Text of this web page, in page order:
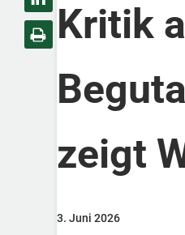
Kritik
zeigt
3. Juni 2026